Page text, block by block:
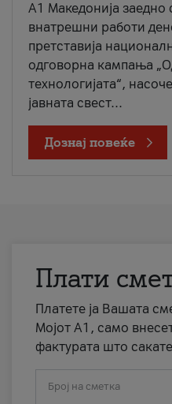
A1 Македонија
внатрешни работи
претставија
одговорна кампања
технологијата“,
јавната свест...
Дознај повеќе
Плати
Платете ја Вашата
Мојот А1, само
фактурата што
Број на сметка